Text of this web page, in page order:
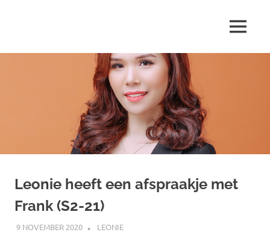
inhoud
MENU
Leonie heeft een afspraakje met
Frank (S2-21)
9 NOVEMBER 2020 MARJOLEIN
LEONIE